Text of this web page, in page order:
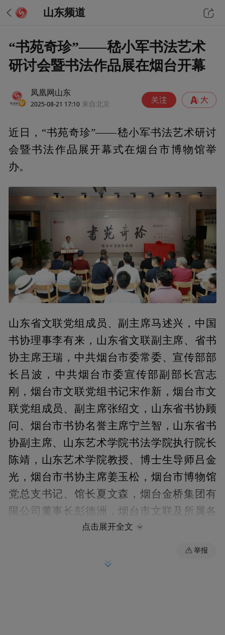
山东频道
“书苑奇珍”——嵇小军书法艺术
研讨会暨书法作品展在烟台开幕
凤凰网山东
2025-08-21 17:10 来自北京
近日，“书苑奇珍”——嵇小军书法艺术研讨
会暨书法作品展开幕式在烟台市博物馆举
办。
山东省文联党组成员、副主席马述兴，中国
书协理事李有来，山东省文联副主席、省书
协主席王瑞，中共烟台市委常委、宣传部部
长吕波，中共烟台市委宣传部副部长宫志
刚，烟台市文联党组书记宋作新，烟台市文
联党组成员、副主席张绍文，山东省书协顾
问、烟台市书协名誉主席宁兰智，山东省书
协副主席、山东艺术学院书法学院执行院长
陈靖，山东艺术学院教授、博士生导师吕金
光，烟台市书协主席姜玉松，烟台市博物馆
党总支书记、馆长夏文森，烟台金桥集团有
限公司董事长彭德洲，烟台市文联及所属各
文艺家协会相关负责人、专家代表、书法爱
点击展开全文
举报